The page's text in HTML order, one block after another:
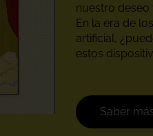
nuestro deseo
En la era de los
artificial,
estos
Saber